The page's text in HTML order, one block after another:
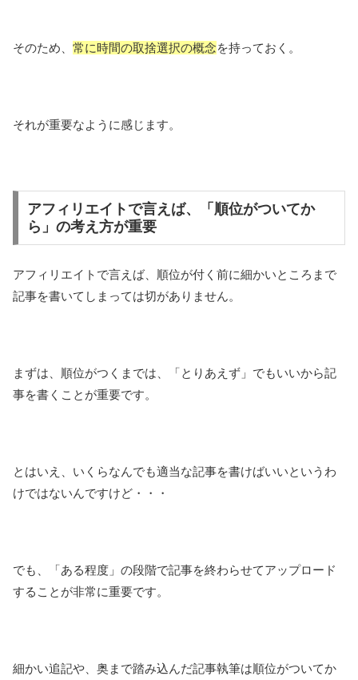
そのため、 常に時間の取捨選択の概念を持っておく。
それが重要なように感じます。
アフィリエイトで言えば、「順位がついてか
ら」の考え方が重要
アフィリエイトで言えば、順位が付く前に細かいところまで
記事を書いてしまっては切がありません。
まずは、順位がつくまでは、「とりあえず」でもいいから記
事を書くことが重要です。
とはいえ、いくらなんでも適当な記事を書けばいいというわ
けではないんですけど・・・
でも、「ある程度」の段階で記事を終わらせてアップロード
することが非常に重要です。
細かい追記や、奥まで踏み込んだ記事執筆は順位がついてか